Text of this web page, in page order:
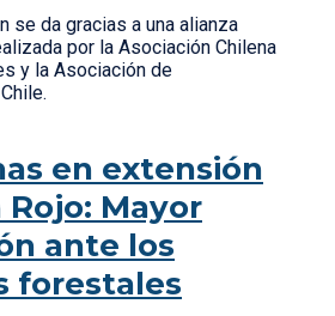
se da gracias a una alianza
por la Asociación Chilena
y la Asociación de
en extensión
Mayor
ante los
forestales